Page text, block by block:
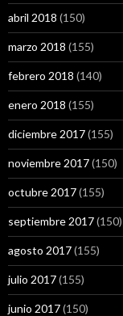
abril 2018 (150)
marzo 2018 (155)
febrero 2018 (140)
enero 2018 (155)
diciembre 2017(155)
noviembre 2017(150)
octubre 2017(155)
septiembre 2017(150)
agosto 2017(155)
julio 2017(155)
junio 2017(150)